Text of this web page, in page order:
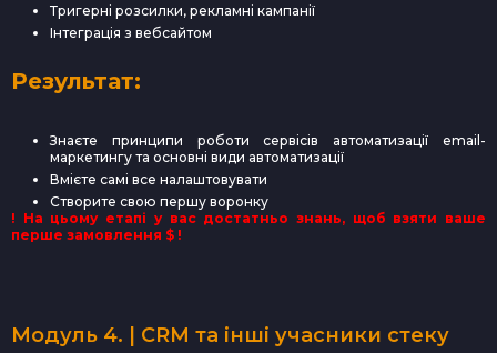
Тригерні розсилки, рекламні кампанії
Інтеграція з вебсайтом
Результат:
Знаєте принципи роботи сервісів автоматизації email-
маркетингу та основні види автоматизації
Вмієте самі все налаштовувати
Створите свою першу воронку
! На цьому етапі у вас достатньо знань, щоб взяти ваше
перше замовлення $ !
Модуль 4. | CRM та інші учасники стеку